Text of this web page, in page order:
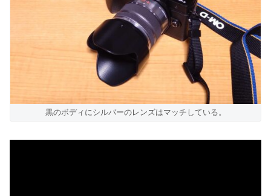
黒のボディにシルバーのレンズはマッチしている。